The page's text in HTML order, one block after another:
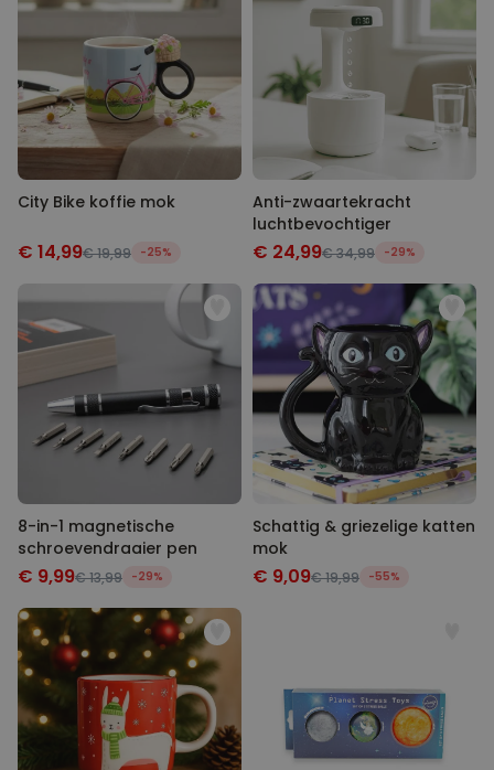
City Bike koffie mok
€ 14,99€ 19,99 -25%
Anti-zwaartekracht
luchtbevochtiger
€ 24,99€ 34,99 -29%
8-in-1 magnetische
schroevendraaier pen
€ 9,99€ 13,99 -29%
Schattig & griezelige katten
mok
€ 9,09€ 19,99 -55%